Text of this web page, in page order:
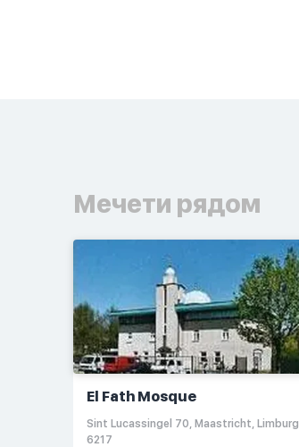
Мечети рядом
El Fath Mosque
Sint Lucassingel 70, Maastricht, Limburg
6217